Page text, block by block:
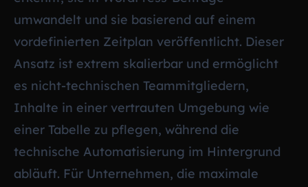
umwandelt und sie basierend auf einem
vordefinierten Zeitplan veröffentlicht. Dieser
Ansatz ist extrem skalierbar und ermöglicht
es nicht-technischen Teammitgliedern,
Inhalte in einer vertrauten Umgebung wie
einer Tabelle zu pflegen, während die
technische Automatisierung im Hintergrund
abläuft. Für Unternehmen, die maximale